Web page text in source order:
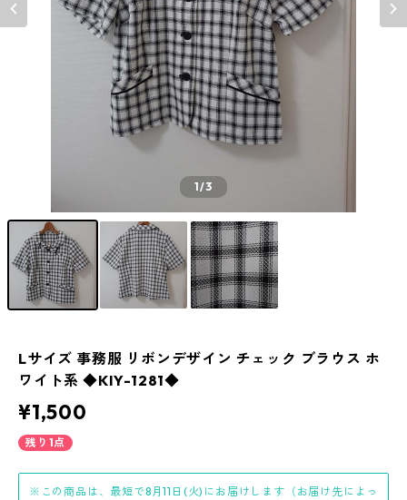
1/3
Lサイズ 事務服 リボンデザイン チェック ブラウス ホ
ワイト系 ◆KIY-1281◆
¥1,500
残り1点
※この商品は、最短で8月11日(火)にお届けします（お届け先によっ